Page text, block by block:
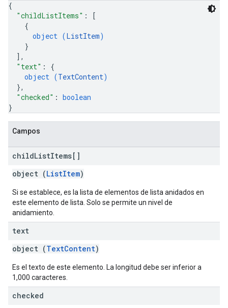
{
"childListItems" :
[
{
object (ListItem)
}
] ,
"text" : {
object (TextContent)
},
"checked" : boolean
}
Campos
childListItems[]
object (ListItem)
Si se establece, es la lista de elementos de lista anidados en
este elemento de lista. Solo se permite un nivel de
anidamiento.
text
object (TextContent)
Es el texto de este elemento. La longitud debe ser inferior a
1,000 caracteres.
checked